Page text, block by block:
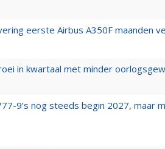
eerste Airbus A350F maanden
in kwartaal met minder
9’s nog steeds begin 2027, maar